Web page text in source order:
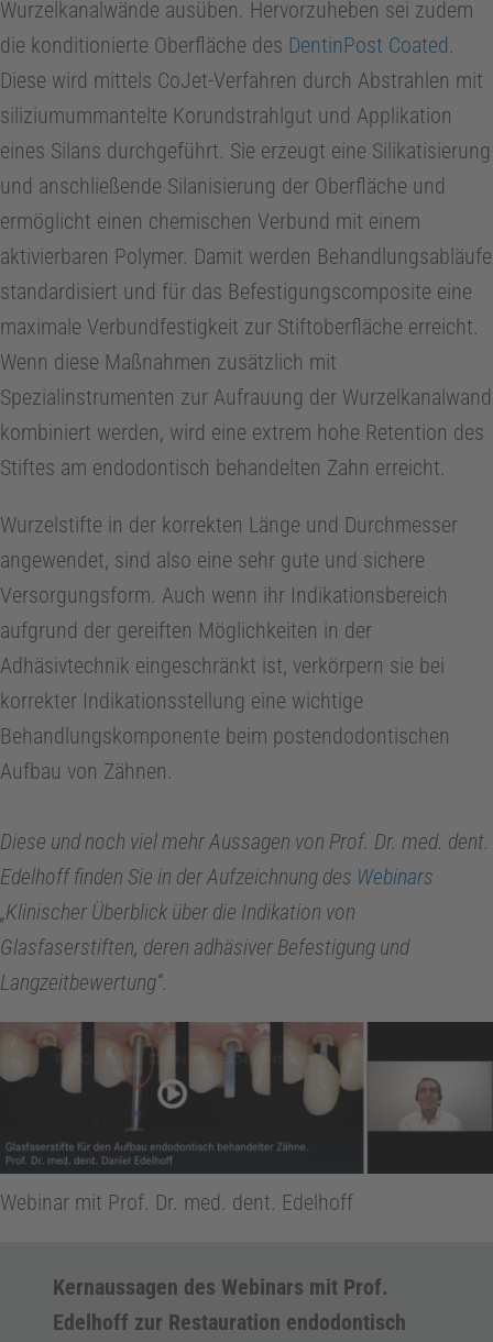
e
Z
a
h
n
t
e
c
h
n
i
k
P
r
a
x
s
m
Wurzelkanalwände ausüben. Hervorzuheben sei zudem
die konditionierte Oberfläche des DentinPost Coated.
Diese wird mittels CoJet-Verfahren durch Abstrahlen mit
siliziumummantelte Korundstrahlgut und Applikation
eines Silans durchgeführt. Sie erzeugt eine Silikatisierung
und anschließende Silanisierung der Oberfläche und
ermöglicht einen chemischen Verbund mit einem
aktivierbaren Polymer. Damit werden Behandlungsabläufe
standardisiert und für das Befestigungscomposite eine
maximale Verbundfestigkeit zur Stiftoberfläche erreicht.
Wenn diese Maßnahmen zusätzlich mit
Spezialinstrumenten zur Aufrauung der Wurzelkanalwand
kombiniert werden, wird eine extrem hohe Retention des
Stiftes am endodontisch behandelten Zahn erreicht.
Wurzelstifte in der korrekten Länge und Durchmesser
angewendet, sind also eine sehr gute und sichere
Versorgungsform. Auch wenn ihr Indikationsbereich
aufgrund der gereiften Möglichkeiten in der
Adhäsivtechnik eingeschränkt ist, verkörpern sie bei
korrekter Indikationsstellung eine wichtige
Behandlungskomponente beim postendodontischen
Aufbau von Zähnen.
Diese und noch viel mehr Aussagen von Prof. Dr. med. dent.
Edelhoff finden Sie in der Aufzeichnung des Webinars
„Klinischer Überblick über die Indikation von
Glasfaserstiften, deren adhäsiver Befestigung und
Langzeitbewertung“.
Webinar mit Prof. Dr. med. dent. Edelhoff
Kernaussagen des Webinars mit Prof.
Edelhoff zur Restauration endodontisch